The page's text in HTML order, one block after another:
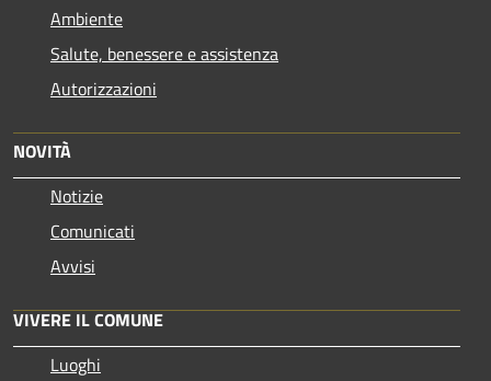
Ambiente
Salute, benessere e assistenza
Autorizzazioni
NOVITÀ
Notizie
Comunicati
Avvisi
VIVERE IL COMUNE
Luoghi